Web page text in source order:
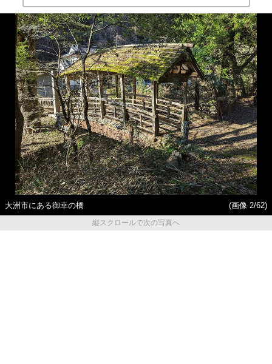
大洲市にある御幸の橋
(画像 2/62)
縦スクロールで次の写真へ